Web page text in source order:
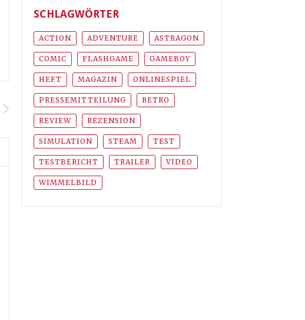
SCHLAGWÖRTER
ACTION ADVENTURE ASTRAGON
COMIC FLASHGAME GAMEBOY
HEFT MAGAZIN ONLINESPIEL
PRESSEMITTEILUNG RETRO
REVIEW REZENSION
SIMULATION STEAM TEST
TESTBERICHT TRAILER VIDEO
WIMMELBILD